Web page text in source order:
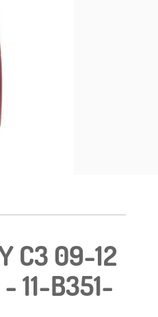
C3 09-12
11-B351-